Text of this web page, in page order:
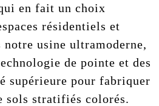
en fait un choix
résidentiels et
notre usine ultramoderne,
de pointe et des
supérieure pour fabriquer
sols stratifiés colorés.